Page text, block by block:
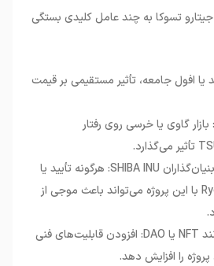
تسوکا به چند عامل کلیدی بستگی
افول جامعه، تأثیر مستقیمی بر قیمت
گاوی یا خرسی روی رفتار
شایعات مربوط به بنیان‌گذاران SHIBA INU: هرگونه تأیید یا
تکذیب ارتباط Ryoshi با این پروژه می‌تواند باعث موجی از
توسعه‌های آتی مانند NFT یا DAO: افزودن قابلیت‌های فنی
را افزایش دهد.